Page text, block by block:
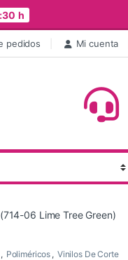
h
pedidos Mi cuenta
06 Lime Tree Green)
, Poliméricos , Vinilos De Corte